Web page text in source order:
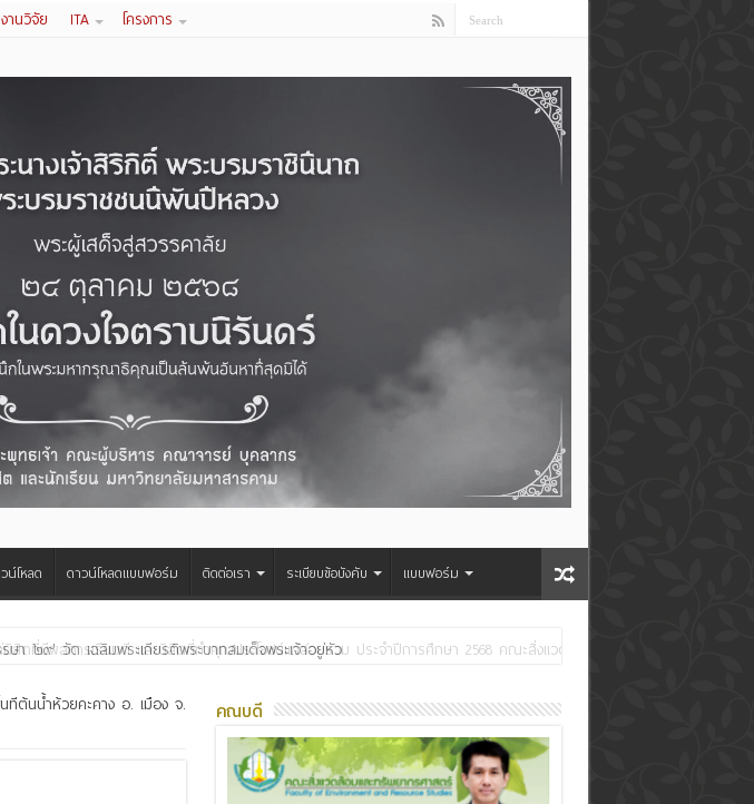
งานวิจัย ITA โครงการ
น์โหลด ดาวน์โหลดแบบฟอร์ม ติดต่อเรา ระเบียบข้อบังคับ แบบฟอร์ม
๒๙ วัด เฉลิมพระเกียรติพระบาทสมเด็จพระเจ้าอยู่หัว
ต้นน้ำห้วยคะคาง อ. เมือง จ.
คณบดี